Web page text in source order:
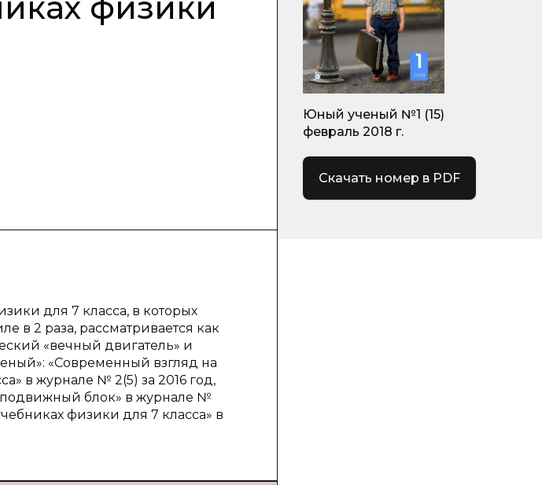
для 7 класса, в которых
в 2 раза, рассматривается как
«вечный двигатель» и
«Современный взгляд на
в журнале № 2(5) за 2016 год,
блок» в журнале №
физики для 7 класса» в
Юный ученый №1 (15)
февраль 2018 г.
Скачать номер в PDF